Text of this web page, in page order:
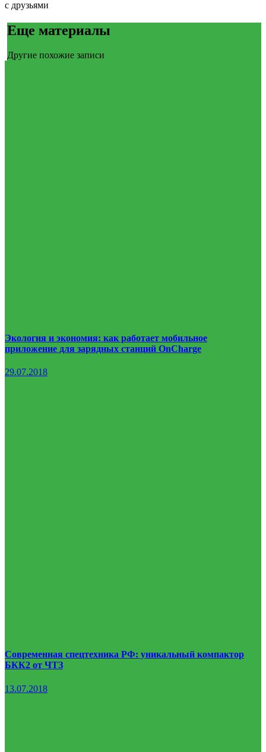
с друзьями
Еще материалы
Другие похожие записи
Экология и экономия: как работает мобильное
приложение для зарядных станций OnCharge
29.07.2018
Современная спецтехника РФ: уникальный компактор
БКК2 от ЧТЗ
13.07.2018